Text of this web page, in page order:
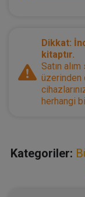
Dikkat:
kitaptır.
Satın
üzerinden
herhangi
Kategoriler: